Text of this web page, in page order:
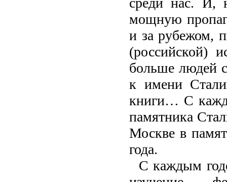
мощную
и за рубежом,
(российской)
больше людей
к имени
книги… С
памятника
Москве в
года.
С каждым